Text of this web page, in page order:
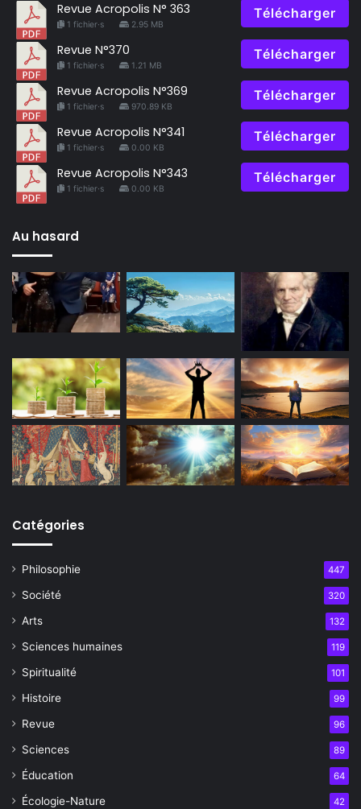
Revue Acropolis N° 363
1 fichier·s 2.95 MB
Télécharger
Revue N°370
1 fichier·s 1.21 MB
Télécharger
Revue Acropolis N°369
1 fichier·s 970.89 KB
Télécharger
Revue Acropolis N°341
1 fichier·s 0.00 KB
Télécharger
Revue Acropolis N°343
1 fichier·s 0.00 KB
Télécharger
Au hasard
Catégories
Philosophie 447
Société 320
Arts 132
Sciences humaines 119
Spiritualité 101
Histoire 99
Revue 96
Sciences 89
Éducation 64
Écologie-Nature 42